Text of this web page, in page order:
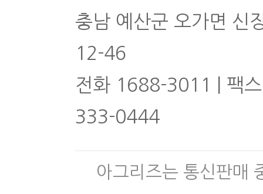
충남 예산군 오가면 신
12-46
전화 1688-3011 | 팩
333-0444
아그리즈는 통신판매